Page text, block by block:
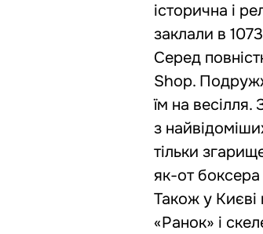
історична і
заклали в
Серед
Shop.
їм на
з
тільки
як-от
Також у Києві
«Ранок» і